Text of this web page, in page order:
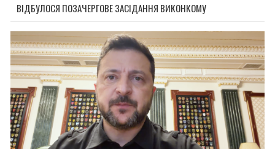
ВІДБУЛОСЯ ПОЗАЧЕРГОВЕ ЗАСІДАННЯ ВИКОНКОМУ